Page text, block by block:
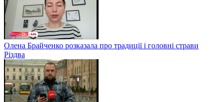
Олена Брайченко розказала про традиції і головні страви
Різдва